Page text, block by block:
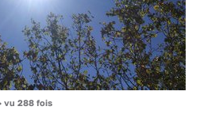
• vu 288 fois